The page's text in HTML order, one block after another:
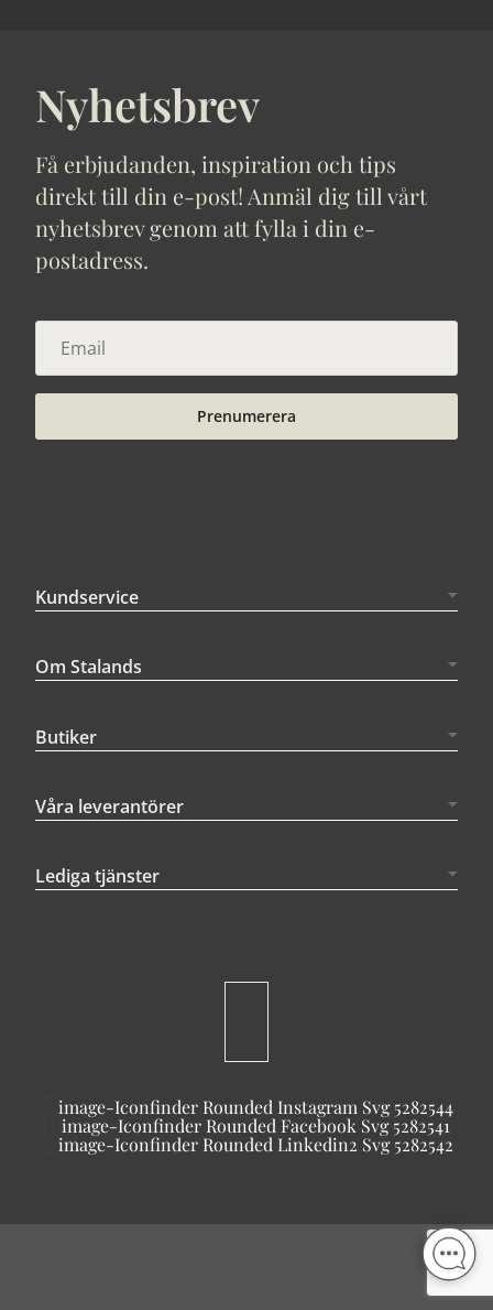
Nyhetsbrev
Få erbjudanden, inspiration och tips
direkt till din e-post! Anmäl dig till vårt
nyhetsbrev genom att fylla i din e-
postadress.
Prenumerera
Kundservice
Om Stalands
Butiker
Våra leverantörer
Lediga tjänster